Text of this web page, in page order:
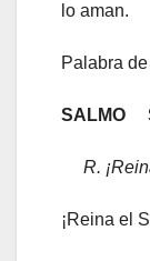
lo aman.
Palabra
SALMO
R.
¡Reina el